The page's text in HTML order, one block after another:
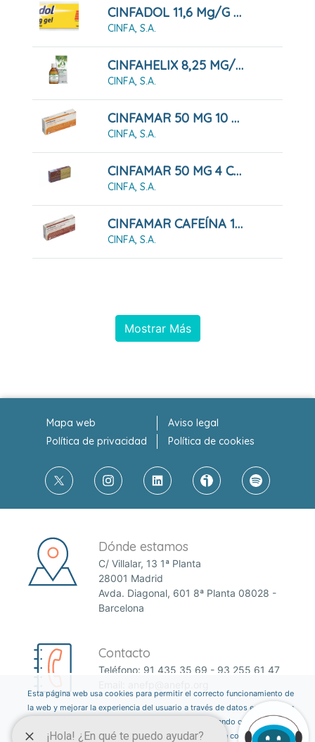
CINFADOL 11,6 Mg/g GEL,1 Tubo De 100 G
CINFA, S.A.
CINFAHELIX 8,25 MG/ML JARABE 100 ML
CINFA, S.A.
CINFAMAR 50 MG 10 COMPRIMIDOS RECUBIERTOS
CINFA, S.A.
CINFAMAR 50 MG 4 COMPRIMIDOS RECUBIERTOS
CINFA, S.A.
CINFAMAR CAFEÍNA 10 COMPRIMIDOS RECUBIERTOS
CINFA, S.A.
Mostrar Más
Mapa web
Aviso legal
Política de privacidad
Política de cookies
Dónde estamos
C/ Villalar, 13 1ª Planta
28001 Madrid
Avda. Diagonal, 601 8ª Planta 08028 -
Barcelona
Contacto
Teléfono: 91 435 35 69 - 93 255 61 47
Esta página web usa cookies para permitir el correcto funcionamiento de
la web y mejorar la experiencia del usuario a través de datos estadísticos.
Puedes informarte sobre qué cookies estamos utilizando o desactivarlas
a través del botón ajustes. Consulta nuestra política de cookiesaquí .